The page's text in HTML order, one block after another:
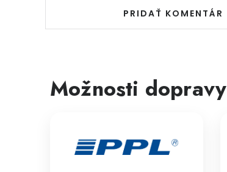
PRIDAŤ KOMENTÁR
Možnosti dopravy